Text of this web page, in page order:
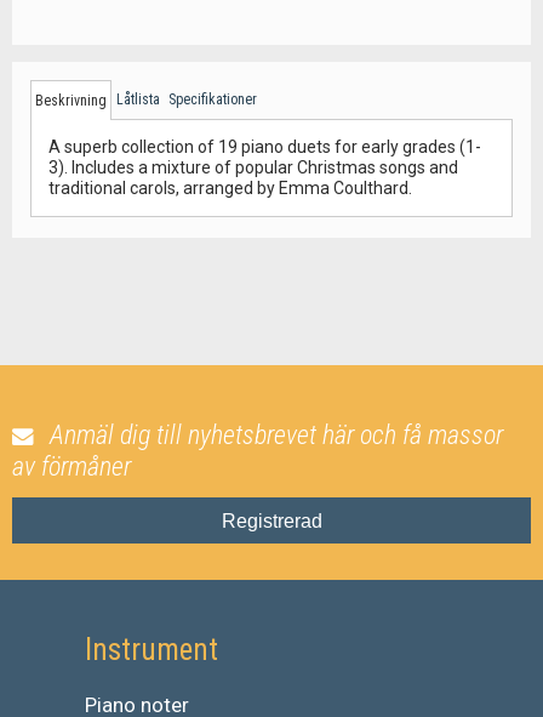
Beskrivning Låtlista Specifikationer
A superb collection of 19 piano duets for early grades (1-
3). Includes a mixture of popular Christmas songs and
traditional carols, arranged by Emma Coulthard.
Anmäl dig till nyhetsbrevet här och få massor
av förmåner
Registrerad
Instrument
Piano noter